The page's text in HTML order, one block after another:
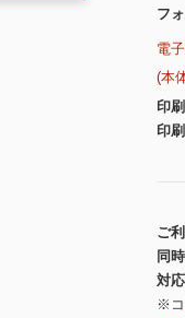
フ
電
(本
印
印
ご
同
対
※コ